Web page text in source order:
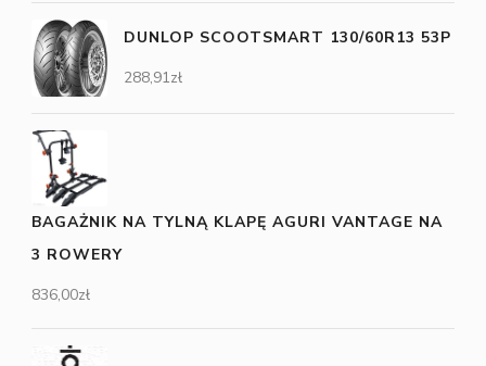
DUNLOP SCOOTSMART 130/60R13 53P
288,91zł
BAGAŻNIK NA TYLNĄ KLAPĘ AGURI VANTAGE NA
3 ROWERY
836,00zł